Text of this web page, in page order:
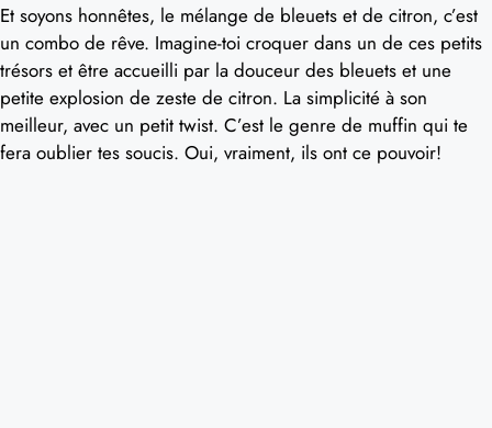
Et soyons honnêtes, le mélange de bleuets et de citron, c’est
un combo de rêve. Imagine-toi croquer dans un de ces petits
trésors et être accueilli par la douceur des bleuets et une
petite explosion de zeste de citron. La simplicité à son
meilleur, avec un petit twist. C’est le genre de muffin qui te
fera oublier tes soucis. Oui, vraiment, ils ont ce pouvoir!